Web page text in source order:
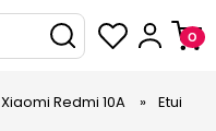
Xiaomi Redmi 10A » Etui